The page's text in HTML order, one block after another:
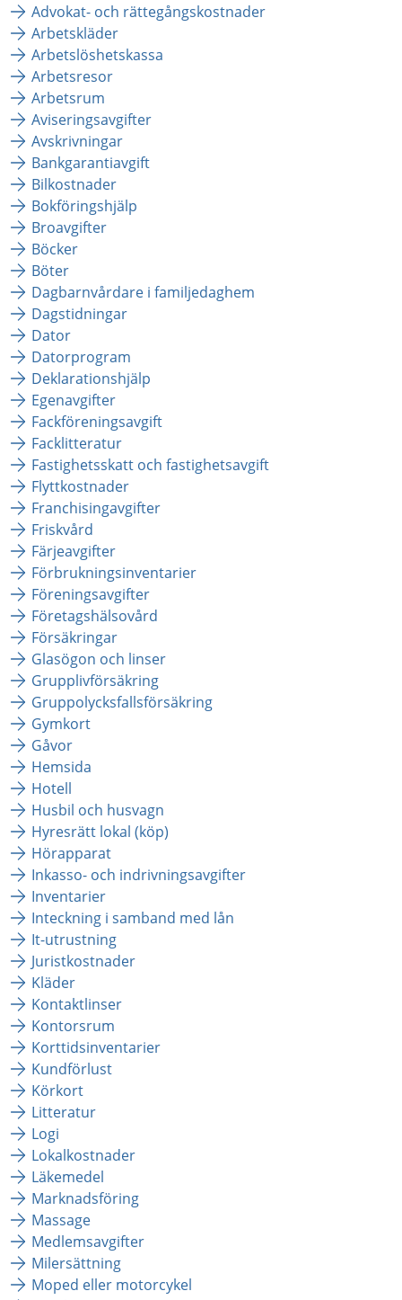
Advokat- och rättegångskostnader
Arbetskläder
Arbetslöshetskassa
Arbetsresor
Arbetsrum
Aviseringsavgifter
Avskrivningar
Bankgarantiavgift
Bilkostnader
Bokföringshjälp
Broavgifter
Böcker
Böter
Dagbarnvårdare i familjedaghem
Dagstidningar
Dator
Datorprogram
Deklarationshjälp
Egenavgifter
Fackföreningsavgift
Facklitteratur
Fastighetsskatt och fastighetsavgift
Flyttkostnader
Franchisingavgifter
Friskvård
Färjeavgifter
Förbrukningsinventarier
Föreningsavgifter
Företagshälsovård
Försäkringar
Glasögon och linser
Grupplivförsäkring
Gruppolycksfallsförsäkring
Gymkort
Gåvor
Hemsida
Hotell
Husbil och husvagn
Hyresrätt lokal (köp)
Hörapparat
Inkasso- och indrivningsavgifter
Inventarier
Inteckning i samband med lån
It-utrustning
Juristkostnader
Kläder
Kontaktlinser
Kontorsrum
Korttidsinventarier
Kundförlust
Körkort
Litteratur
Logi
Lokalkostnader
Läkemedel
Marknadsföring
Massage
Medlemsavgifter
Milersättning
Moped eller motorcykel